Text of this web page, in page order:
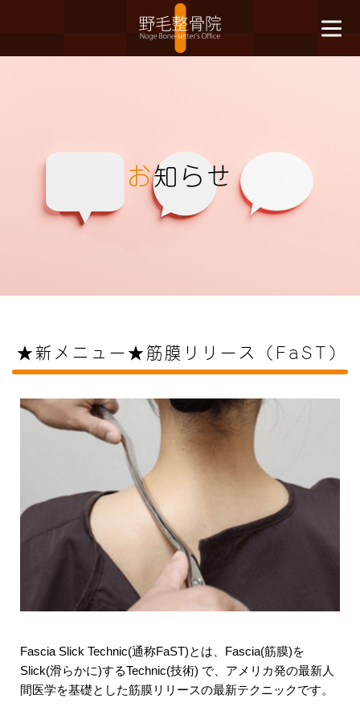
お知らせ
★新メニュー★筋膜リリース（FaST）
Fascia Slick Technic(通称FaST)とは、Fascia(筋膜)を
Slick(滑らかに)するTechnic(技術) で、アメリカ発の最新人
間医学を基礎とした筋膜リリースの最新テクニックです。